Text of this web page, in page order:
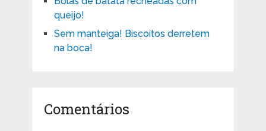
queijo!
Sem manteiga! Biscoitos derretem
na boca!
Comentários